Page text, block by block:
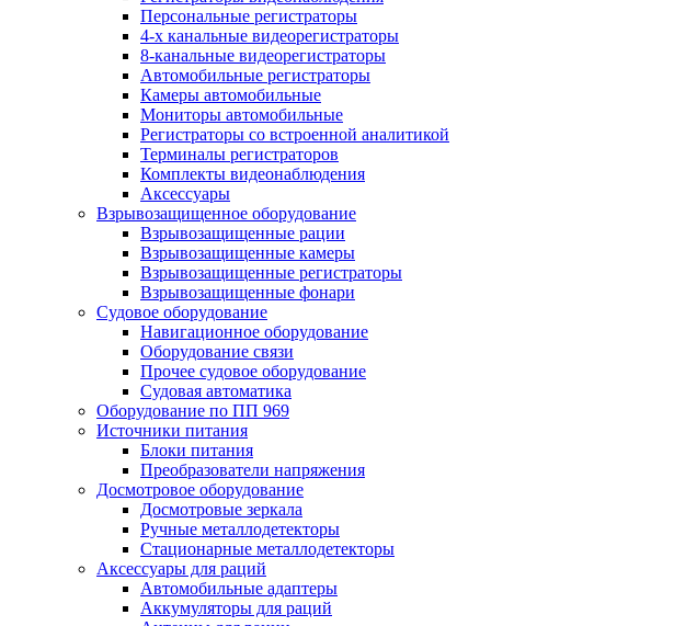
Персональные регистраторы
4-х канальные видеорегистраторы
8-канальные видеорегистраторы
Автомобильные регистраторы
Камеры автомобильные
Мониторы автомобильные
Регистраторы со встроенной аналитикой
Терминалы регистраторов
Комплекты видеонаблюдения
Аксессуары
Взрывозащищенное оборудование
Взрывозащищенные рации
Взрывозащищенные камеры
Взрывозащищенные регистраторы
Взрывозащищенные фонари
Судовое оборудование
Навигационное оборудование
Оборудование связи
Прочее судовое оборудование
Судовая автоматика
Оборудование по ПП 969
Источники питания
Блоки питания
Преобразователи напряжения
Досмотровое оборудование
Досмотровые зеркала
Ручные металлодетекторы
Стационарные металлодетекторы
Аксессуары для раций
Автомобильные адаптеры
Аккумуляторы для раций